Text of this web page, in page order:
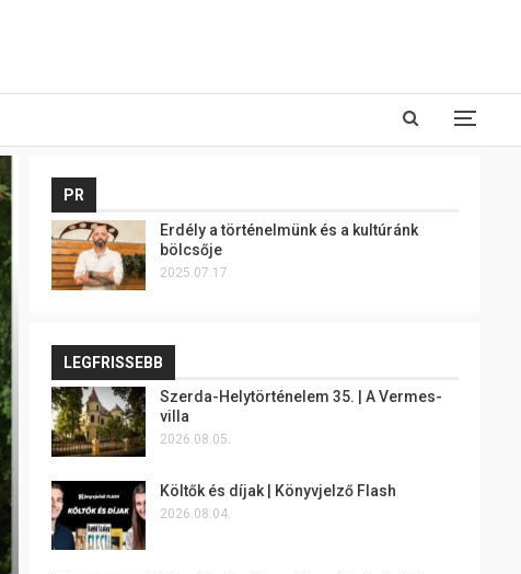
PR
Erdély a történelmünk és a kultúránk
bölcsője
2025.07.17.
LEGFRISSEBB
Szerda-Helytörténelem 35. | A Vermes-
villa
2026.08.05.
Költők és díjak | Könyvjelző Flash
2026.08.04.